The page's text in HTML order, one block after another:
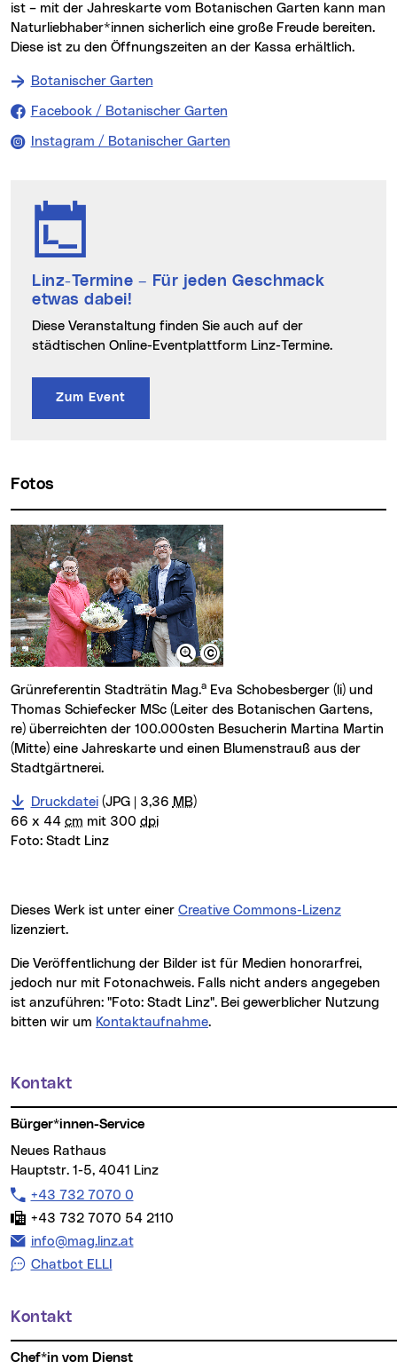
ist – mit der Jahreskarte vom Botanischen Garten kann man
Naturliebhaber*innen sicherlich eine große Freude bereiten.
Diese ist zu den Öffnungszeiten an der Kassa erhältlich.
Botanischer Garten
Facebook / Botanischer Garten
Instagram / Botanischer Garten
Linz-Termine – Für jeden Geschmack
etwas dabei!
Diese Veranstaltung finden Sie auch auf der
städtischen Online-Eventplattform Linz-Termine.
Zum Event
Fotos
Grünreferentin Stadträtin Mag.a Eva Schobesberger (li) und
Thomas Schiefecker MSc (Leiter des Botanischen Gartens,
re) überreichten der 100.000sten Besucherin Martina Martin
(Mitte) eine Jahreskarte und einen Blumenstrauß aus der
Stadtgärtnerei.
Druckdatei(JPG | 3,36 MB)
66 x 44 cm mit 300 dpi
Foto: Stadt Linz
Dieses Werk ist unter einer Creative Commons-Lizenz
lizenziert.
Die Veröffentlichung der Bilder ist für Medien honorarfrei,
jedoch nur mit Fotonachweis. Falls nicht anders angegeben
ist anzuführen: "Foto: Stadt Linz". Bei gewerblicher Nutzung
bitten wir um Kontaktaufnahme.
Weitere Informationen
Kontakt
Bürger*innen-Service
Neues Rathaus
Hauptstr. 1-5, 4041 Linz
Telefon:
+43 732 7070 0
Fax:
+43 732 7070 54 2110
E-Mail Adresse:
info@mag.linz.at
Chatbot ELLI
Kontakt
Chef*in vom Dienst